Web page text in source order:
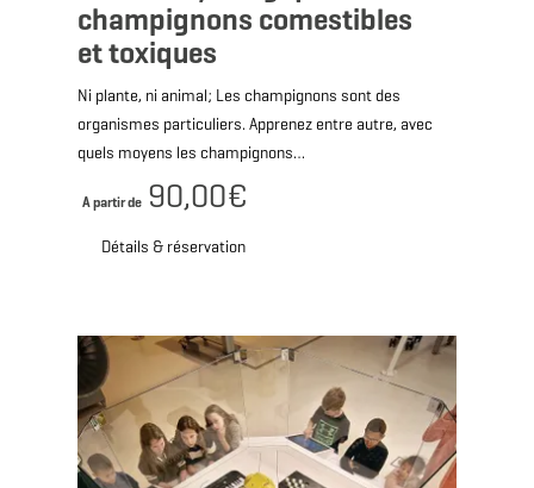
champignons comestibles
et toxiques
Ni plante, ni animal; Les champignons sont des
organismes particuliers. Apprenez entre autre, avec
quels moyens les champignons…
Détails & réservation
A partir de 90,00€